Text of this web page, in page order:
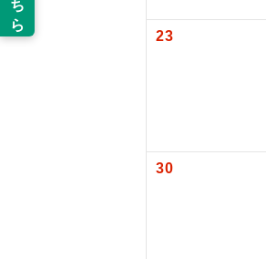
23
30